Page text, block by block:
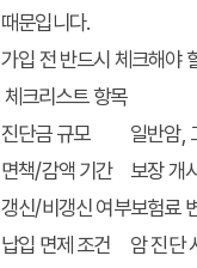
때문입니다.
가입 전 반드시 체크해야
체크리스트 항목
진단금 규모
일반암,
면책/감액 기간
보장 개
갱신/비갱신 여부보험료
납입 면제 조건
암 진단